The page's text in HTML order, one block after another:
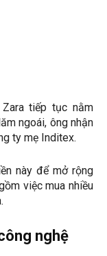
tiếp tục nằm
ngoái, ông nhận
ty mẹ Inditex.
này để mở rộng
việc mua nhiều
nghệ